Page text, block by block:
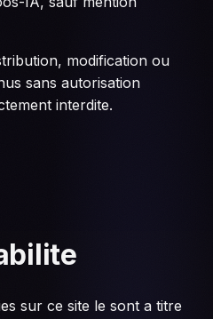
modification ou
sans autorisation
interdite.
sur ce site le sont a titre